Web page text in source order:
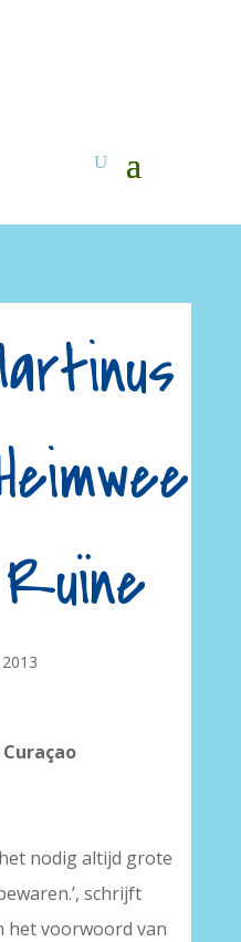
nodig altijd grote
schrijft
het voorwoord van